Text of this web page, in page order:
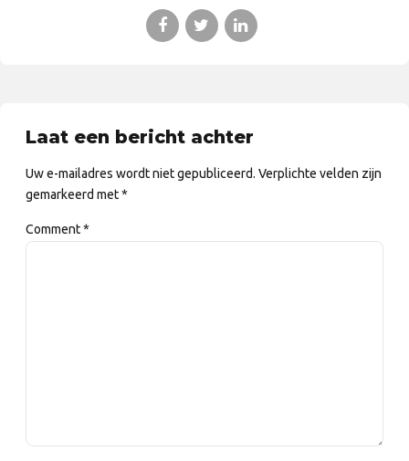
Laat een bericht achter
Uw e-mailadres wordt niet gepubliceerd. Verplichte velden zijn
gemarkeerd met *
Comment*